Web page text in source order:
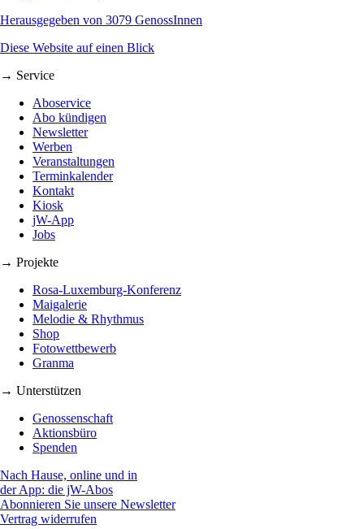
Herausgegeben von 3079 GenossInnen
Diese Website auf einen Blick
→ Service
Aboservice
Abo kündigen
Newsletter
Werben
Veranstaltungen
Terminkalender
Kontakt
Kiosk
jW-App
Jobs
→ Projekte
Rosa-Luxemburg-Konferenz
Maigalerie
Melodie & Rhythmus
Shop
Fotowettbewerb
Granma
→ Unterstützen
Genossenschaft
Aktionsbüro
Spenden
Nach Hause, online und in
der App: die jW-Abos
Abonnieren Sie unsere Newsletter
Vertrag widerrufen